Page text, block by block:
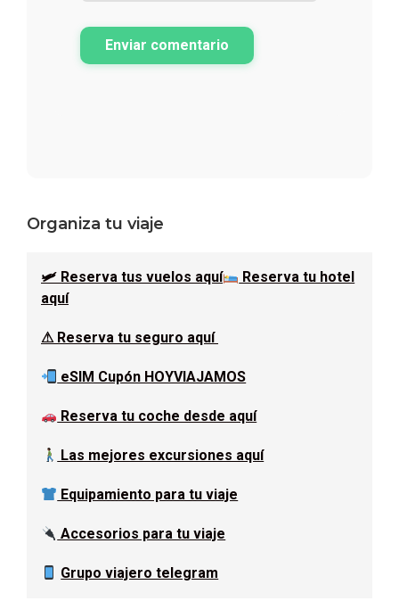
Enviar comentario
Barra
principal
Organiza tu viaje
🛩 Reserva tus vuelos aquí
Reserva tu hotel
aquí
⚠ Reserva tu seguro aquí
eSIM Cupón HOYVIAJAMOS
Reserva tu coche desde aquí
Las mejores excursiones aquí
Equipamiento para tu viaje
Accesorios para tu viaje
Grupo viajero telegram